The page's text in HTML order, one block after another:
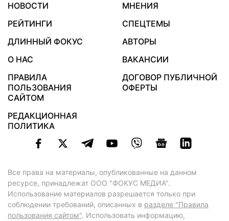
НОВОСТИ
МНЕНИЯ
РЕЙТИНГИ
СПЕЦТЕМЫ
ДЛИННЫЙ ФОКУС
АВТОРЫ
О НАС
ВАКАНСИИ
ПРАВИЛА
ПОЛЬЗОВАНИЯ
САЙТОМ
ДОГОВОР ПУБЛИЧНОЙ
ОФЕРТЫ
РЕДАКЦИОННАЯ
ПОЛИТИКА
Все права на материалы, опубликованные на данном
ресурсе, принадлежат ООО "ФОКУС МЕДИА".
Использование материалов разрешается только при
соблюдении требований, описанных в разделе "Правила
пользования сайтом". Использовать информацию,